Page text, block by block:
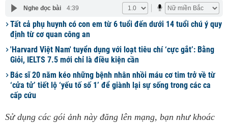
Nghe đọc bài 4:39
Tất cả phụ huynh có con em từ 6 tuổi đến dưới 14 tuổi chú ý quy
định từ cơ quan công an
'Harvard Việt Nam' tuyển dụng với loạt tiêu chí ‘cực gắt’: Bằng
Giỏi, IELTS 7.5 mới chỉ là điều kiện cần
Bác sĩ 20 năm kéo những bệnh nhân nhồi máu cơ tim trở về từ
‘cửa tử’ tiết lộ ‘yếu tố số 1’ để giành lại sự sống trong các ca
cấp cứu
Sử dụng các gói ảnh này đăng lên mạng, bạn như khoác